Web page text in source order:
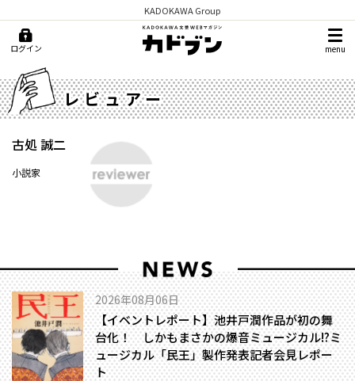
KADOKAWA Group
ログイン menu
レビュアー
古処 誠二
小説家
2026年08月06日
【イベントレポート】池井戸潤作品が初の舞
台化！ しかもまさかの爆音ミュージカル!?――ミ
ュージカル「民王」製作発表記者会見レポー
ト